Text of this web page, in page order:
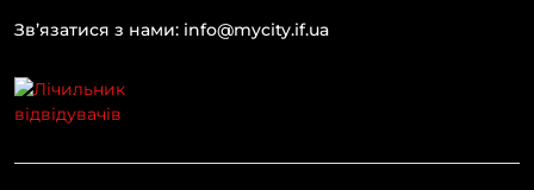
Зв’язатися з нами: info@mycity.if.ua